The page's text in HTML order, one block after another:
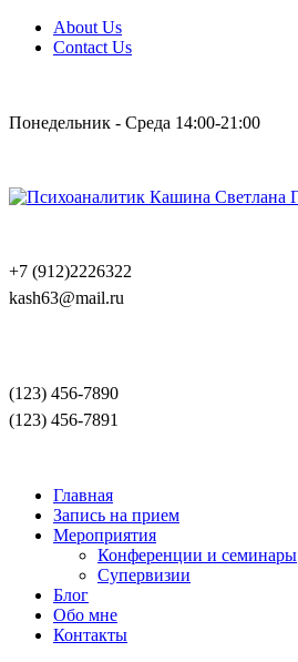
About Us
Contact Us
Понедельник - Среда 14:00-21:00
+7 (912)2226322
kash63@mail.ru
(123) 456-7890
(123) 456-7891
Главная
Запись на прием
Мероприятия
Конференции и семинары
Супервизии
Блог
Обо мне
Контакты